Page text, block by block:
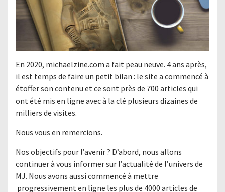
En 2020, michaelzine.com a fait peau neuve. 4 ans après,
il est temps de faire un petit bilan : le site a commencé à
étoffer son contenu et ce sont près de 700 articles qui
ont été mis en ligne avec à la clé plusieurs dizaines de
milliers de visites.
Nous vous en remercions.
Nos objectifs pour l’avenir ? D’abord, nous allons
continuer à vous informer sur l’actualité de l’univers de
MJ. Nous avons aussi commencé à mettre
progressivement en ligne les plus de 4000 articles de